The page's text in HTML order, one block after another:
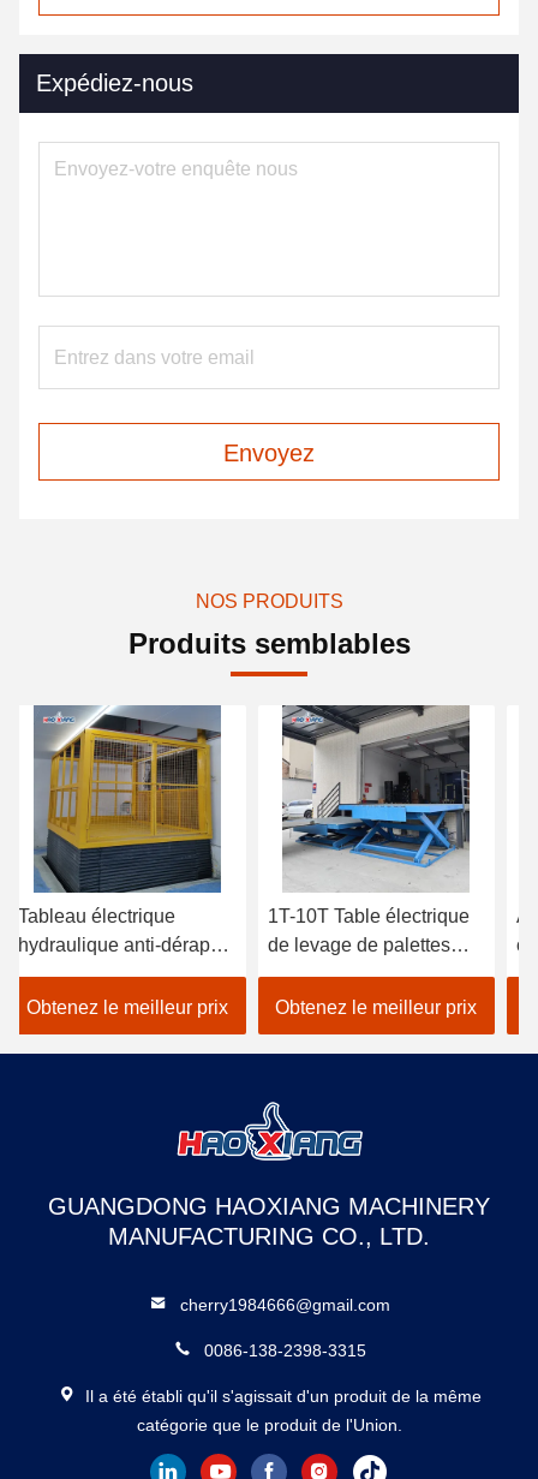
Expédiez-nous
Envoyez
NOS PRODUITS
Produits semblables
Tableau électrique
hydraulique anti-dérapant
10000 kg
Obtenez le meilleur prix
1T-10T Table électrique
de levage de palettes
Plateforme électrique de
levage de ciseaux
Obtenez le meilleur prix
GUANGDONG HAOXIANG MACHINERY
MANUFACTURING CO., LTD.
cherry1984666@gmail.com
0086-138-2398-3315
Il a été établi qu'il s'agissait d'un produit de la même
catégorie que le produit de l'Union.